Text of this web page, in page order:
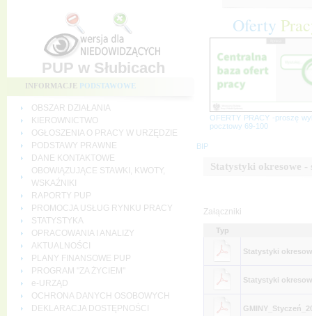
PUP w Słubicach
INFORMACJE PODSTAWOWE
OBSZAR DZIAŁANIA
KIEROWNICTWO
OGŁOSZENIA O PRACY W URZĘDZIE
PODSTAWY PRAWNE
DANE KONTAKTOWE
OBOWIĄZUJĄCE STAWKI, KWOTY,
WSKAŹNIKI
RAPORTY PUP
PROMOCJA USŁUG RYNKU PRACY
STATYSTYKA
OPRACOWANIA I ANALIZY
AKTUALNOŚCI
PLANY FINANSOWE PUP
PROGRAM "ZA ŻYCIEM"
e-URZĄD
OCHRONA DANYCH OSOBOWYCH
DEKLARACJA DOSTĘPNOŚCI
Oferty
OFERTY PRACY -proszę
pocztowy 69-100
BIP
Statystyki okresowe -
Załączniki
Typ
Statystyki
Statystyki